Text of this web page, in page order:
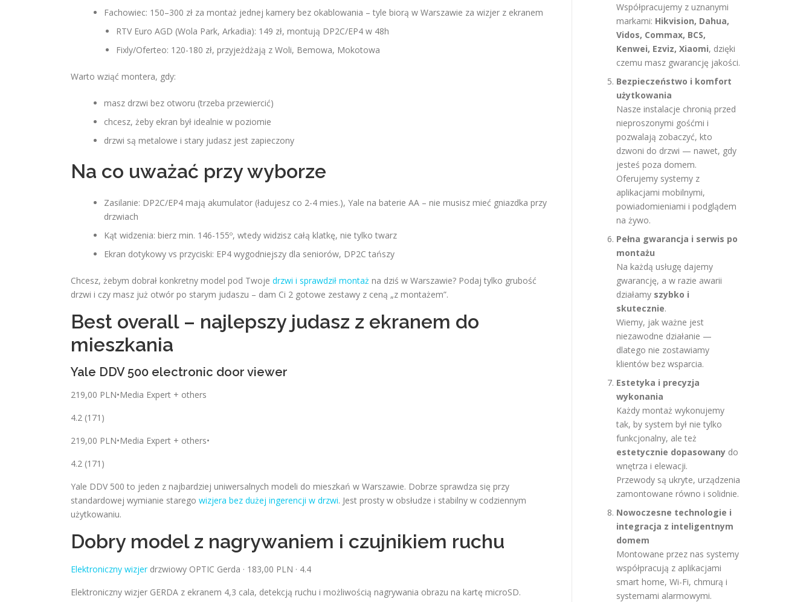
Fachowiec: 150–300 zł za montaż jednej kamery bez okablowania – tyle biorą w Warszawie za wizjer z ekranem
RTV Euro AGD (Wola Park, Arkadia): 149 zł, montują DP2C/EP4 w 48h
Fixly/Oferteo: 120-180 zł, przyjeżdżają z Woli, Bemowa, Mokotowa
Warto wziąć montera, gdy:
masz drzwi bez otworu (trzeba przewiercić)
chcesz, żeby ekran był idealnie w poziomie
drzwi są metalowe i stary judasz jest zapieczony
Na co uważać przy wyborze
Zasilanie: DP2C/EP4 mają akumulator (ładujesz co 2-4 mies.), Yale na baterie AA – nie musisz mieć gniazdka przy
drzwiach
Kąt widzenia: bierz min. 146-155º, wtedy widzisz całą klatkę, nie tylko twarz
Ekran dotykowy vs przyciski: EP4 wygodniejszy dla seniorów, DP2C tańszy
Chcesz, żebym dobrał konkretny model pod Twoje drzwi i sprawdził montaż na dziś w Warszawie? Podaj tylko grubość
drzwi i czy masz już otwór po starym judaszu – dam Ci 2 gotowe zestawy z ceną „z montażem”.
Best overall – najlepszy judasz z ekranem do
mieszkania
Yale DDV 500 electronic door viewer
219,00 PLN•Media Expert + others
4.2 (171)
219,00 PLN•Media Expert + others•
4.2 (171)
Yale DDV 500 to jeden z najbardziej uniwersalnych modeli do mieszkań w Warszawie. Dobrze sprawdza się przy
standardowej wymianie starego wizjera bez dużej ingerencji w drzwi. Jest prosty w obsłudze i stabilny w codziennym
użytkowaniu.
Dobry model z nagrywaniem i czujnikiem ruchu
Elektroniczny wizjerdrzwiowy OPTIC Gerda · 183,00 PLN · 4.4
Elektroniczny wizjer GERDA z ekranem 4,3 cala, detekcją ruchu i możliwością nagrywania obrazu na kartę microSD.
Współpracujemy z uznanymi
markami: Hikvision, Dahua,
Vidos, Commax, BCS,
Kenwei, Ezviz, Xiaomi, dzięki
czemu masz gwarancję jakości.
Bezpieczeństwo i komfort
użytkowania
Nasze instalacje chronią przed
nieproszonymi gośćmi i
pozwalają zobaczyć, kto
dzwoni do drzwi — nawet, gdy
jesteś poza domem.
Oferujemy systemy z
aplikacjami mobilnymi,
powiadomieniami i podglądem
na żywo.
Pełna gwarancja i serwis po
montażu
Na każdą usługę dajemy
gwarancję, a w razie awarii
działamy szybko i
skutecznie.
Wiemy, jak ważne jest
niezawodne działanie —
dlatego nie zostawiamy
klientów bez wsparcia.
Estetyka i precyzja
wykonania
Każdy montaż wykonujemy
tak, by system był nie tylko
funkcjonalny, ale też
estetycznie dopasowany do
wnętrza i elewacji.
Przewody są ukryte, urządzenia
zamontowane równo i solidnie.
Nowoczesne technologie i
integracja z inteligentnym
domem
Montowane przez nas systemy
współpracują z aplikacjami
smart home, Wi-Fi, chmurą i
systemami alarmowymi.